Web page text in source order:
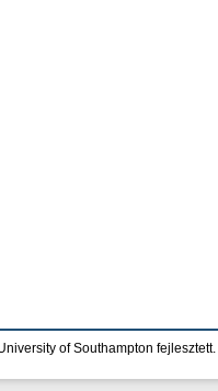
University of Southampton fejlesztett.